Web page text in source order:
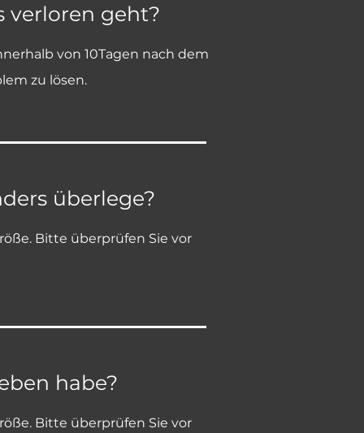
verloren geht?
von 10Tagen nach dem
zu lösen.
überlege?
Bitte überprüfen Sie vor
habe?
Bitte überprüfen Sie vor